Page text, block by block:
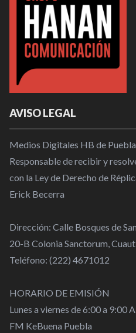
AVISO LEGAL
Medios Digitales HB de Puebla
Responsable de recibir y
con la Ley de Derecho de
Erick Becerra
Dirección: Calle Bosques de
20-B Colonia Sanctorum,
Teléfono: (222) 4671012
HORARIO DE EMISIÓN
Lunes a viernes de 6:00 a 9:00
FM KeBuena Puebla